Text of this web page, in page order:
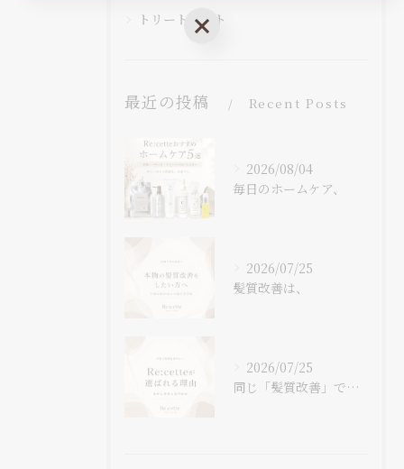
トリートメント
最近の投稿 Recent Posts
2026/08/04
毎日のホームケア、
2026/07/25
髪質改善は、
2026/07/25
同じ「髪質改善」でも、
ご予約はこちら